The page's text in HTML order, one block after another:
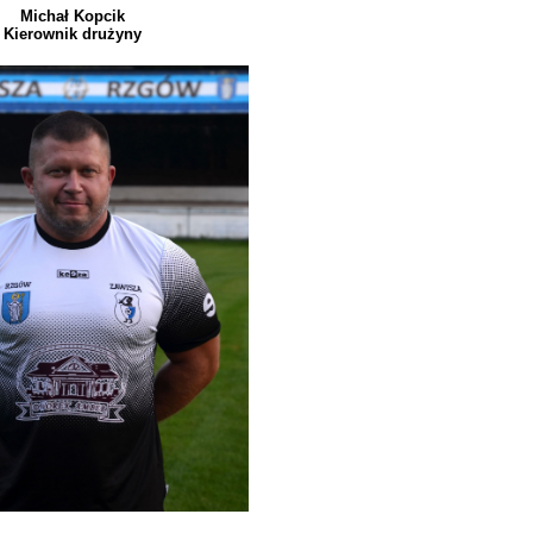
Michał Kopcik
Kierownik drużyny